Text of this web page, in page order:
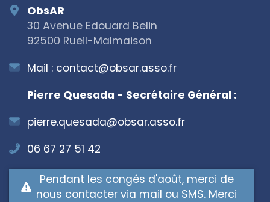
ObsAR
30 Avenue Edouard Belin
92500 Rueil-Malmaison
Mail : contact@obsar.asso.fr
Pierre Quesada - Secrétaire Général :
pierre.quesada@obsar.asso.fr
06 67 27 51 42
Pendant les congés d'août, merci de
nous contacter via mail ou SMS. Merci